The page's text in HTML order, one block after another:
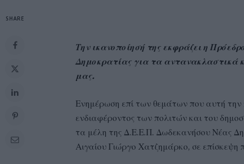
SHARE
Την ικανοποίησή της εκφράζει η
Δημοκρατίας για τα αντανακλαστικά
μας.
Ενημέρωση επί των θεμάτων που αυτή
ενδιαφέροντος των πολιτών και του
τα μέλη της Δ.Ε.Ε.Π. Δωδεκανήσου Νέας
Αιγαίου Γιώργο Χατζημάρκο, σε